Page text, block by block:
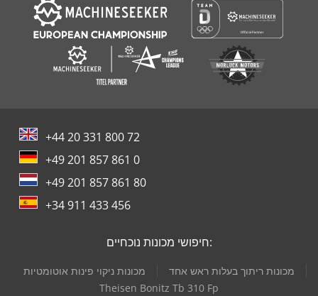
+44 20 331 800 72
+49 201 857 861 0
+49 201 857 861 80
+34 911 433 456
חיפושי מכונות נוכחיים:
מכונות ניקוי פינות אוטומטיות
מכונות ריתוך בעלות ראש אחד
Theisen Bonitz Tb 310 Fp